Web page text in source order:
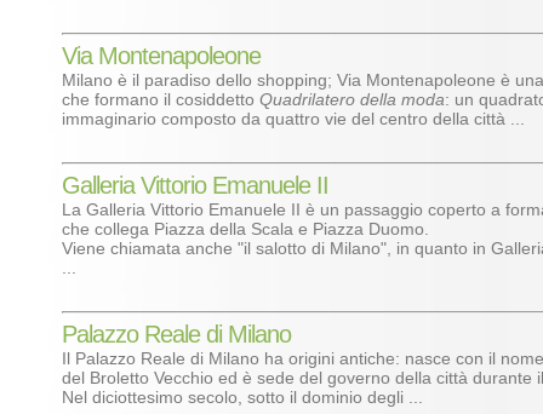
Via Montenapoleone
Milano è il paradiso dello shopping; Via Montenapoleone è
che formano il cosiddetto Quadrilatero della moda: un
immaginario composto da quattro vie del centro della città ...
Galleria Vittorio Emanuele II
La Galleria Vittorio Emanuele II è un passaggio coperto a
che collega Piazza della Scala e Piazza Duomo.
Viene chiamata anche "il salotto di Milano", in quanto in
Palazzo Reale di Milano
Il Palazzo Reale di Milano ha origini antiche: nasce con il
del Broletto Vecchio ed è sede del governo della città durante
Nel diciottesimo secolo, sotto il dominio degli ...